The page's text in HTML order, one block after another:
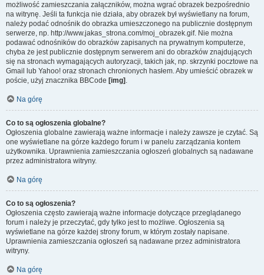
możliwość zamieszczania załączników, można wgrać obrazek bezpośrednio
na witrynę. Jeśli ta funkcja nie działa, aby obrazek był wyświetlany na forum,
należy podać odnośnik do obrazka umieszczonego na publicznie dostępnym
serwerze, np. http://www.jakas_strona.com/moj_obrazek.gif. Nie można
podawać odnośników do obrazków zapisanych na prywatnym komputerze,
chyba że jest publicznie dostępnym serwerem ani do obrazków znajdujących
się na stronach wymagających autoryzacji, takich jak, np. skrzynki pocztowe na
Gmail lub Yahoo! oraz stronach chronionych hasłem. Aby umieścić obrazek w
poście, użyj znacznika BBCode [img] .
Na górę
Co to są ogłoszenia globalne?
Ogłoszenia globalne zawierają ważne informacje i należy zawsze je czytać. Są
one wyświetlane na górze każdego forum i w panelu zarządzania kontem
użytkownika. Uprawnienia zamieszczania ogłoszeń globalnych są nadawane
przez administratora witryny.
Na górę
Co to są ogłoszenia?
Ogłoszenia często zawierają ważne informacje dotyczące przeglądanego
forum i należy je przeczytać, gdy tylko jest to możliwe. Ogłoszenia są
wyświetlane na górze każdej strony forum, w którym zostały napisane.
Uprawnienia zamieszczania ogłoszeń są nadawane przez administratora
witryny.
Na górę